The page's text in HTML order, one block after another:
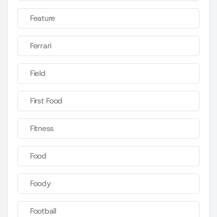
Feature
Ferrari
Field
First Food
Fitness
Food
Foody
Football